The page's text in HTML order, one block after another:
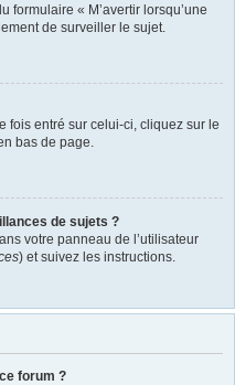
formulaire « M’avertir lorsqu’une
de surveiller le sujet.
fois entré sur celui-ci, cliquez sur le
bas de page.
de sujets ?
votre panneau de l’utilisateur
) et suivez les instructions.
forum ?